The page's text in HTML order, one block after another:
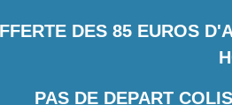
DES 85 EUROS
PAS DE DEPART